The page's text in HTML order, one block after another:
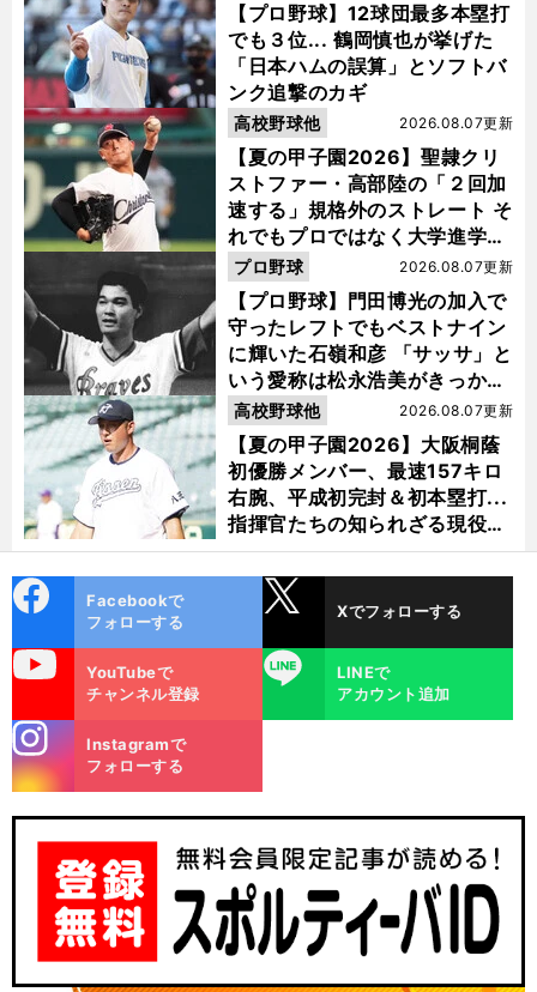
【プロ野球】12球団最多本塁打
でも３位... 鶴岡慎也が挙げた
「日本ハムの誤算」とソフトバ
ンク追撃のカギ
【夏の甲子園2026】聖隷クリ
ストファー・高部陸の「２回加
速する」規格外のストレート そ
れでもプロではなく大学進学を
選ぶ理由
2026.08.07更新
高校野球他
【プロ野球】門田博光の加入で
守ったレフトでもベストナイン
に輝いた石嶺和彦 「サッサ」と
いう愛称は松永浩美がきっか
け？
2026.08.07更新
プロ野球
【夏の甲子園2026】大阪桐蔭
初優勝メンバー、最速157キロ
右腕、平成初完封＆初本塁打...
指揮官たちの知られざる現役時
代
2026.08.07更新
高校野球他
ok
Facebookで
フォローする
Xでフォローする
YouTubeで
チャンネル登録
LINE
LINEで
アカウント追加
m
Instagramで
フォローする